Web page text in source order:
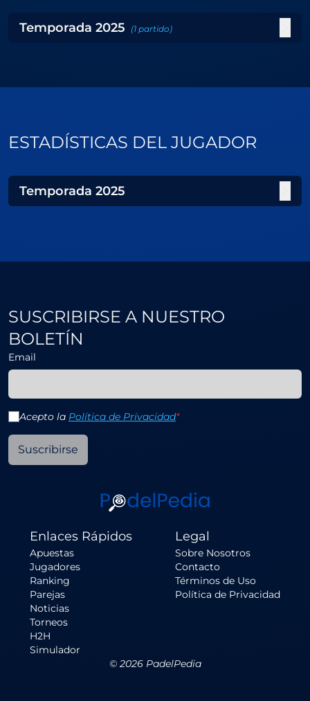
Temporada 2025 (1 partido)
ESTADÍSTICAS DEL JUGADOR
Temporada 2025
SUSCRIBIRSE A NUESTRO
BOLETÍN
Email
Acepto la Política de Privacidad*
Suscribirse
Enlaces Rápidos
Apuestas
Jugadores
Ranking
Parejas
Noticias
Torneos
H2H
Simulador
Legal
Sobre Nosotros
Contacto
Términos de Uso
Política de Privacidad
© 2026PadelPedia